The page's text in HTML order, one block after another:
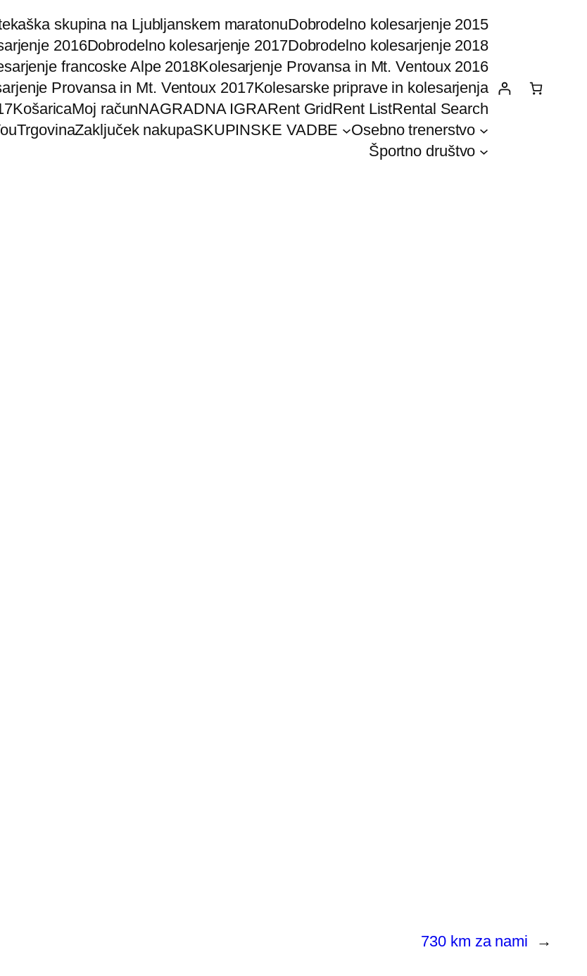
skupina na Ljubljanskem maratonuDobrodelno kolesarjenje 2015
2016Dobrodelno kolesarjenje 2017Dobrodelno kolesarjenje 2018
francoske Alpe 2018Kolesarjenje Provansa in Mt. Ventoux 2016
Provansa in Mt. Ventoux 2017Kolesarske priprave in kolesarjenja
KošaricaMoj računNAGRADNA IGRARent GridRent ListRental Search
TrgovinaZaključek nakupaSKUPINSKE VADBE
Osebno trenerstvo
Športno društvo
730 km za nami →